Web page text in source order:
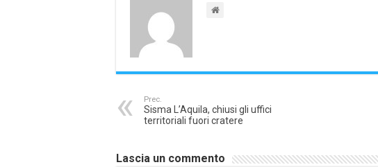
Prec.
Sisma L’Aquila, chiusi gli uffici
territoriali fuori cratere
Lascia un commento